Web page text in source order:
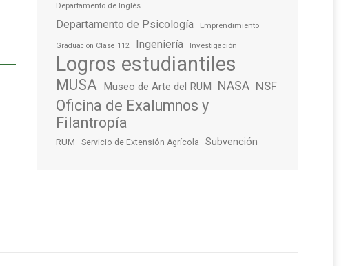
Departamento de Inglés
Departamento de Psicología Emprendimiento
Graduación Clase 112 Ingeniería Investigación
Logros estudiantiles
MUSA Museo de Arte del RUM NASA NSF
Oficina de Exalumnos y
Filantropía
RUM Servicio de Extensión Agrícola Subvención